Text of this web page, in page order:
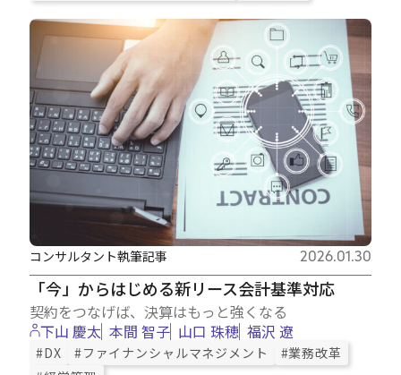
「今」からはじめる新リース会計基準対応
契約をつなげば、決算はもっと強くなる
コンサルタント執筆記事 2026.01.30
下山 慶太 本間 智子 山口 珠穂 福沢 遼
#DX #ファイナンシャルマネジメント
#業務改革